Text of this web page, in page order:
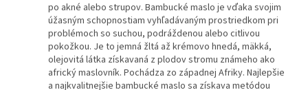
po akné alebo strupov. Bambucké maslo je vďaka svojim
úžasným schopnostiam vyhľadávaným prostriedkom pri
problémoch so suchou, podráždenou alebo citlivou
pokožkou. Je to jemná žltá až krémovo hnedá, mäkká,
olejovitá látka získavaná z plodov stromu známeho ako
africký maslovník. Pochádza zo západnej Afriky. Najlepšie
a najkvalitnejšie bambucké maslo sa získava metódou